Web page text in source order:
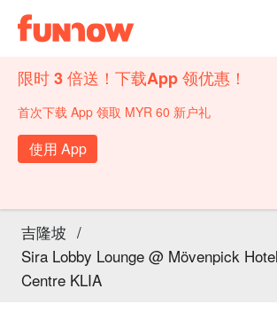
限时 3 倍送！下载App 领优惠！
首次下载 App 领取 MYR 60 新户礼
使用 App
吉隆坡 /
Sira Lobby Lounge @ Mövenpick
Centre KLIA